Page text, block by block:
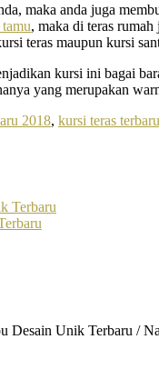
maka anda juga
, maka di teras
teras maupun kursi
kursi ini bagai
yang merupakan
2018, kursi teras
Unik Terbaru /